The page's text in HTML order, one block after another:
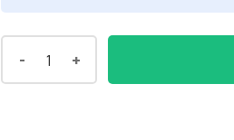
- +